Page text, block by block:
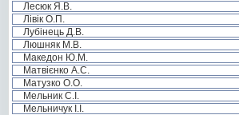
Лесюк Я.В.
Лівік О.П.
Лубінець Д.В.
Люшняк М.В.
Македон Ю.М.
Матвієнко А.С.
Матузко О.О.
Мельник С.І.
Мельничук І.І.